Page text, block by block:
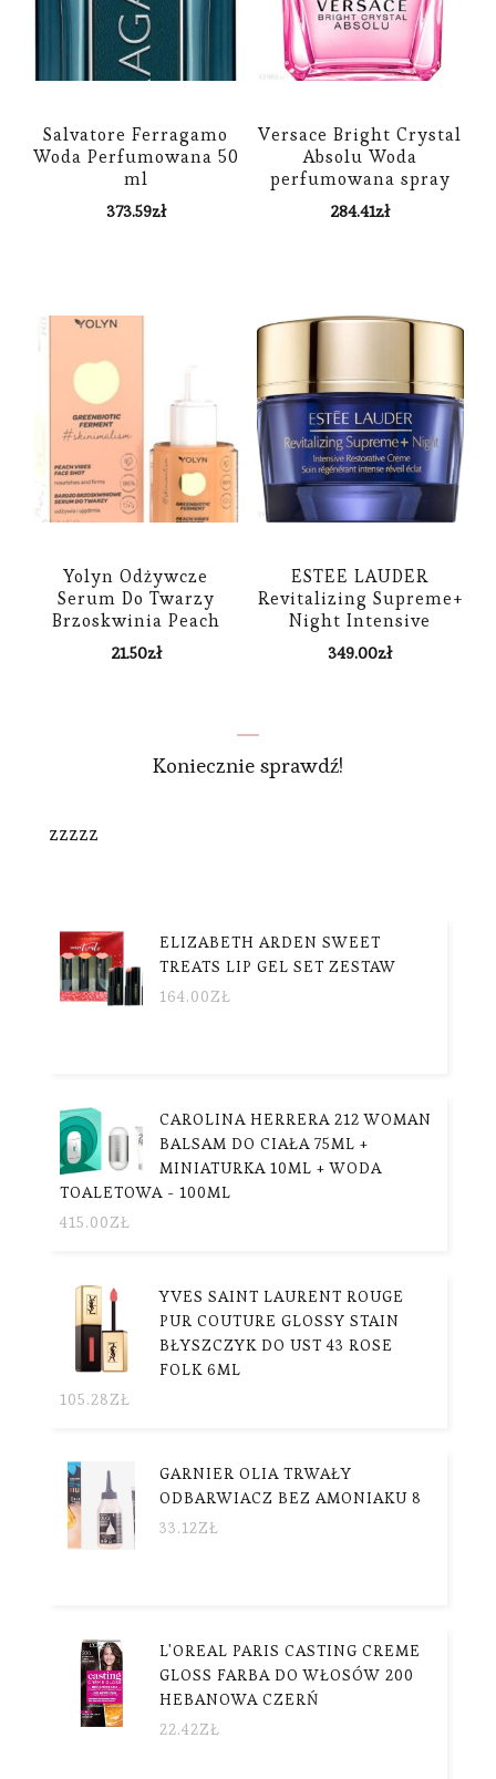
Salvatore Ferragamo
Woda Perfumowana 50
ml
373.59zł
Versace Bright Crystal
Absolu Woda
perfumowana spray
90ml
284.41zł
Yolyn Odżywcze
Serum Do Twarzy
Brzoskwinia Peach
Vibes Face Shot 20Ml
21.50zł
ESTEE LAUDER
Revitalizing Supreme+
Night Intensive
Restorative Creme
Krem na noc 50ml
349.00zł
Koniecznie sprawdź!
zzzzz
ELIZABETH ARDEN SWEET
TREATS LIP GEL SET ZESTAW
164.00ZŁ
CAROLINA HERRERA 212 WOMAN
BALSAM DO CIAŁA 75ML +
MINIATURKA 10ML + WODA
TOALETOWA - 100ML
415.00ZŁ
YVES SAINT LAURENT ROUGE
PUR COUTURE GLOSSY STAIN
BŁYSZCZYK DO UST 43 ROSE
FOLK 6ML
105.28ZŁ
GARNIER OLIA TRWAŁY
ODBARWIACZ BEZ AMONIAKU 8
33.12ZŁ
L'OREAL PARIS CASTING CREME
GLOSS FARBA DO WŁOSÓW 200
HEBANOWA CZERŃ
22.42ZŁ